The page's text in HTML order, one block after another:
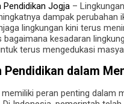
Pendidikan Jogja –
dampak perubahan
lingkungan kini terus
bagaimana kesadaran
terus mengedukasi
Pendidikan dalam
memiliki peran penting dalam